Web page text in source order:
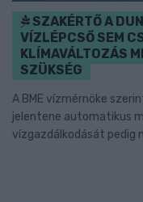
SZAKÉRTŐ A
VÍZLÉPCSŐ SEM
KLÍMAVÁLTOZÁS
SZÜKSÉG
A BME vízmérnöke
jelentene automatikus
vízgazdálkodását pedig